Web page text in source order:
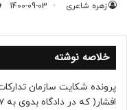
زهره شاعری 1400-09-03
خلاصه نوشته
پرونده شکایت سازمان